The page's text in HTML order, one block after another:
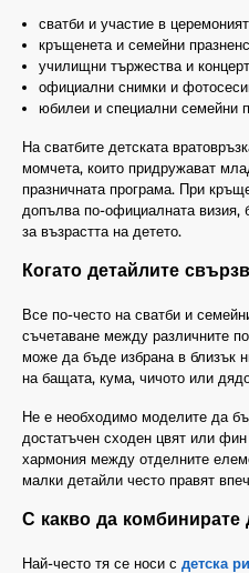
сватби и участие в
кръщенета и семейни
училищни тържества и
официални снимки и
юбилеи и специални семейни
На сватбите детската
момчета, които придружават
празничната програма. При
допълва по-официалната визия,
за възрастта на детето.
Когато детайлите
Все по-често на сватби и
съчетаване между различните
може да бъде избрана в близък
на бащата, кума, чичото или
Не е необходимо моделите да
достатъчен сходен цвят или
хармония между отделните
малки детайли често правят
С какво да комбинирате
Най-често тя се носи с детска